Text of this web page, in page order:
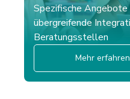
Spezifische Angebote
übergreifende
Beratungsstellen
Mehr erfahren